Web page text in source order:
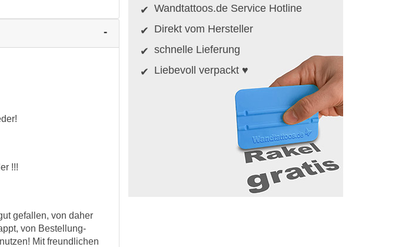
!!!
gefallen, von daher
von Bestellung-
Mit freundlichen
Wandtattoos.de Service Hotline
Direkt vom Hersteller
schnelle Lieferung
Liebevoll verpackt ♥